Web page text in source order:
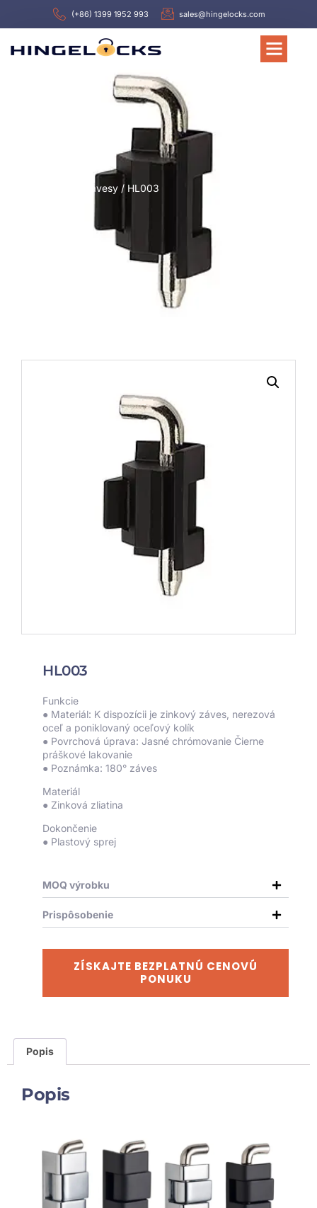
(+86) 1399 1952 993 sales@hingelocks.com
Závesy / HL003
HL003
Funkcie
● Materiál: K dispozícii je zinkový záves, nerezová
oceľ a poniklovaný oceľový kolík
● Povrchová úprava: Jasné chrómovanie Čierne
práškové lakovanie
● Poznámka: 180° záves
Materiál
● Zinková zliatina
Dokončenie
● Plastový sprej
MOQ výrobku
Prispôsobenie
ZÍSKAJTE BEZPLATNÚ CENOVÚ
PONUKU
Popis
Popis